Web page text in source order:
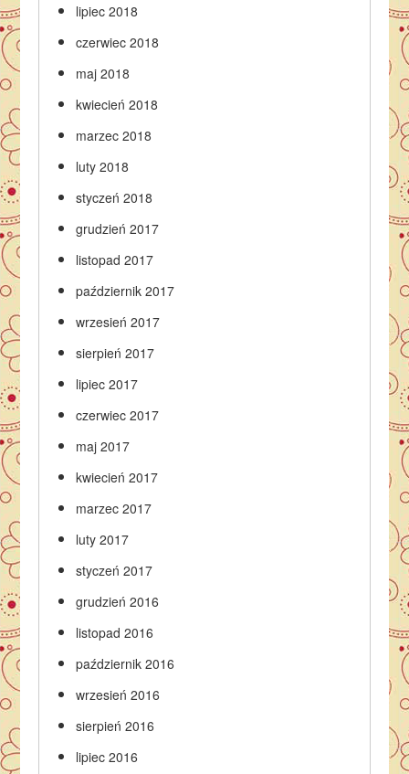
lipiec 2018
czerwiec 2018
maj 2018
kwiecień 2018
marzec 2018
luty 2018
styczeń 2018
grudzień 2017
listopad 2017
październik 2017
wrzesień 2017
sierpień 2017
lipiec 2017
czerwiec 2017
maj 2017
kwiecień 2017
marzec 2017
luty 2017
styczeń 2017
grudzień 2016
listopad 2016
październik 2016
wrzesień 2016
sierpień 2016
lipiec 2016